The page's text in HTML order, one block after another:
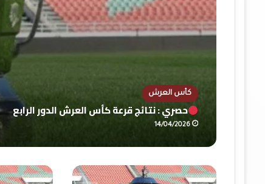
كأس العرش
حصري : نتائج قرعة كأس العرش الدور الرابع
14/04/2026